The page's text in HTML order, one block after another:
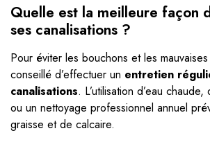
Quelle est la meilleure façon
ses canalisations ?
Pour éviter les bouchons et les
conseillé d’effectuer un entretien
canalisations. L’utilisation d’eau
ou un nettoyage professionnel annuel
graisse et de calcaire.